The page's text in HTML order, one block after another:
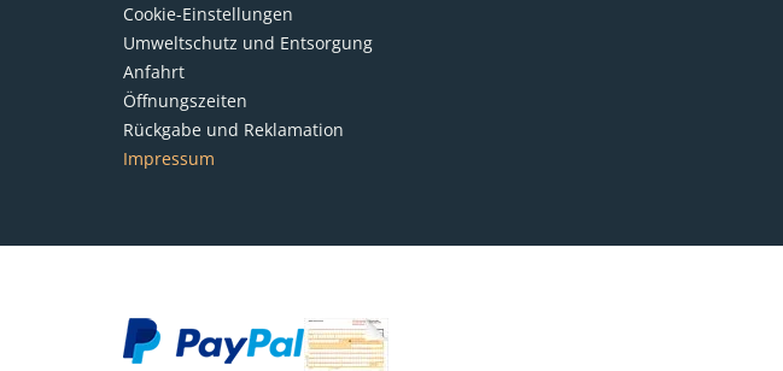
Cookie-Einstellungen
Umweltschutz und Entsorgung
Anfahrt
Öffnungszeiten
Rückgabe und Reklamation
Impressum